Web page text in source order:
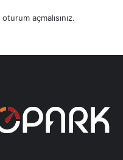
oturum açmalısınız.